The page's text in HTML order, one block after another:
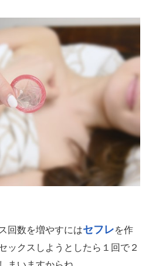
回数を増やすにはセフレを作
ックスしようとしたら１回で２